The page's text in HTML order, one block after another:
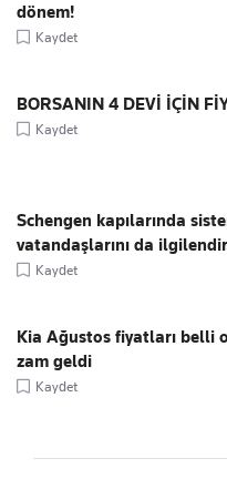
dönem!
Kaydet
BORSANIN 4 DEVİ İÇİN
Kaydet
Schengen kapılarında
vatandaşlarını da
Kaydet
Kia Ağustos fiyatları belli
zam geldi
Kaydet